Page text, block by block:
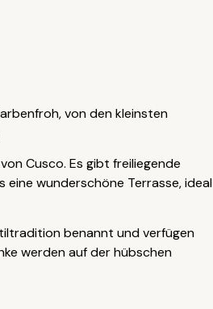
von den kleinsten
Cusco. Es gibt freiliegende
eine wunderschöne Terrasse, ideal
benannt und verfügen
werden auf der hübschen